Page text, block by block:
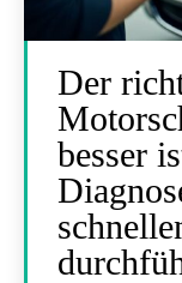
Der
besser